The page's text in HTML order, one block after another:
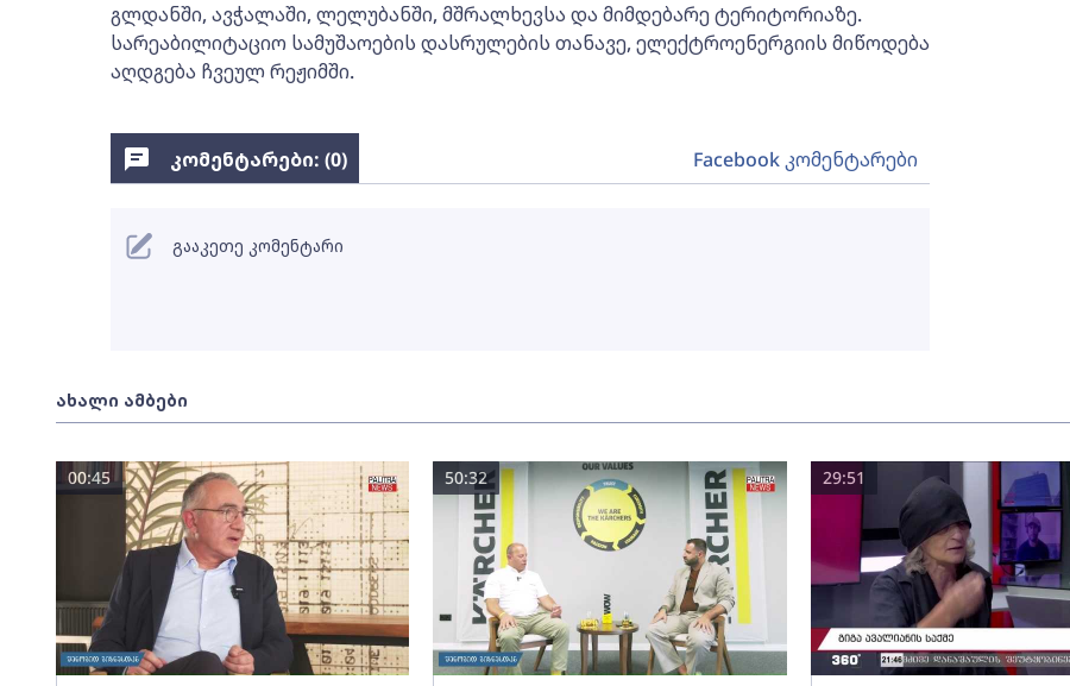
გლდანში, ავჭალაში, ლელუბანში, მშრალხევსა და მიმდებარე ტერიტორიაზე.
სარეაბილიტაციო სამუშაოების დასრულების თანავე, ელექტროენერგიის მიწოდება
აღდგება ჩვეულ რეჟიმში.
ახალი ამბები
00:45 50:32 29:51
კომენტარები: (0) Facebook კომენტარები
გააკეთე კომენტარი